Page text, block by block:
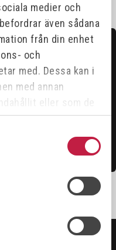
medier och
även sådana
från din enhet
och
med. Dessa kan i
med annan
eller som de
deras tjänster.
hjälper gärna till för
sortiment.